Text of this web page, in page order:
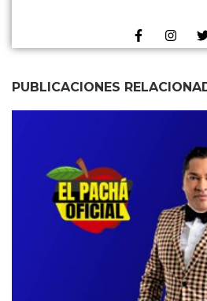
PUBLICACIONES